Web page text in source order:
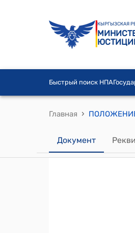
КЫРГЫЗСКАЯ
Быстрый поиск НПА
Главная ›
Документ